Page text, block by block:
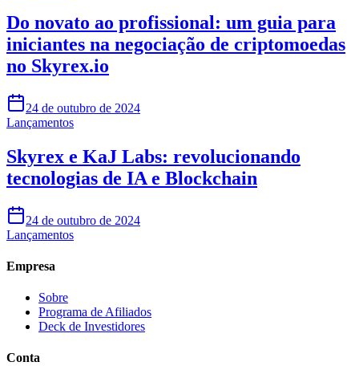
Do novato ao profissional: um guia para
iniciantes na negociação de criptomoedas
no Skyrex.io
24 de outubro de 2024
Lançamentos
Skyrex e KaJ Labs: revolucionando
tecnologias de IA e Blockchain
24 de outubro de 2024
Lançamentos
Empresa
Sobre
Programa de Afiliados
Deck de Investidores
Conta